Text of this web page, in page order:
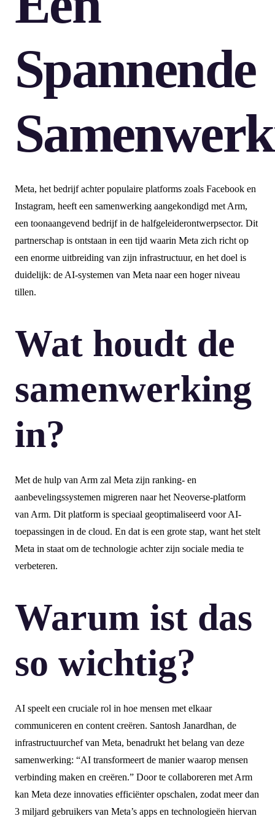
Spannende
Meta, het bedrijf achter populaire platforms zoals Facebook en
Instagram, heeft een samenwerking aangekondigd met Arm,
een toonaangevend bedrijf in de halfgeleiderontwerpsector. Dit
partnerschap is ontstaan in een tijd waarin Meta zich richt op
een enorme uitbreiding van zijn infrastructuur, en het doel is
duidelijk: de AI-systemen van Meta naar een hoger niveau
tillen.
Wat houdt de
samenwerking
in?
Met de hulp van Arm zal Meta zijn ranking- en
aanbevelingssystemen migreren naar het Neoverse-platform
van Arm. Dit platform is speciaal geoptimaliseerd voor AI-
toepassingen in de cloud. En dat is een grote stap, want het stelt
Meta in staat om de technologie achter zijn sociale media te
verbeteren.
Warum ist das
so wichtig?
AI speelt een cruciale rol in hoe mensen met elkaar
communiceren en content creëren. Santosh Janardhan, de
infrastructuurchef van Meta, benadrukt het belang van deze
samenwerking: “AI transformeert de manier waarop mensen
verbinding maken en creëren.” Door te collaboreren met Arm
kan Meta deze innovaties efficiënter opschalen, zodat meer dan
3 miljard gebruikers van Meta’s apps en technologieën hiervan